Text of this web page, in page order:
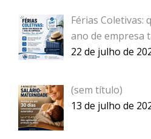
Férias Coletivas:
ano de empresa
22 de julho de
(sem título)
957
13 de julho de